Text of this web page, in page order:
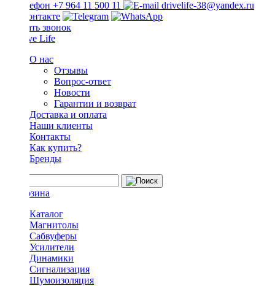
+7 964 11 500 11
drivelife-38@yandex.ru
Заказать звонок
О нас
Отзывы
Вопрос-ответ
Новости
Гарантии и возврат
Доставка и оплата
Наши клиенты
Контакты
Как купить?
Бренды
Каталог
Магнитолы
Сабвуферы
Усилители
Динамики
Сигнализация
Шумоизоляция